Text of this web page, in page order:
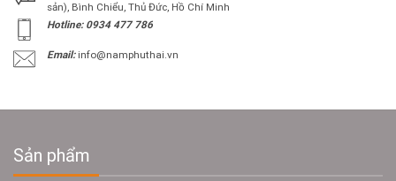
sản), Bình Chiểu, Thủ Đức, Hồ Chí Minh
Hotline: 0934 477 786
Email:info@namphuthai.vn
Sản phẩm